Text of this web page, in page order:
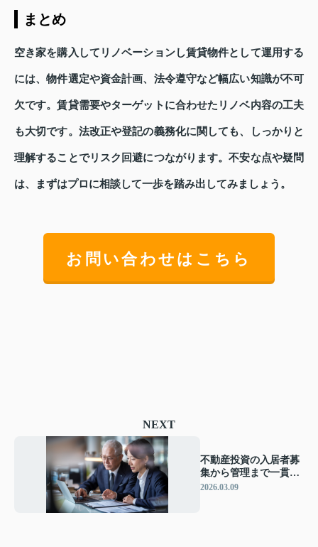
まとめ
空き家を購入してリノベーションし賃貸物件として運用する
には、物件選定や資金計画、法令遵守など幅広い知識が不可
欠です。賃貸需要やターゲットに合わせたリノベ内容の工夫
も大切です。法改正や登記の義務化に関しても、しっかりと
理解することでリスク回避につながります。不安な点や疑問
は、まずはプロに相談して一歩を踏み出してみましょう。
お問い合わせはこちら
NEXT
不動産投資の入居者募
集から管理まで一貫対
応！パーフェクトホー
2026.03.09